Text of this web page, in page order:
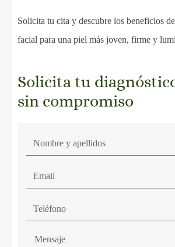
Solicita tu cita y descubre los beneficios
facial para una piel más joven, firme y
Solicita tu
sin compromiso